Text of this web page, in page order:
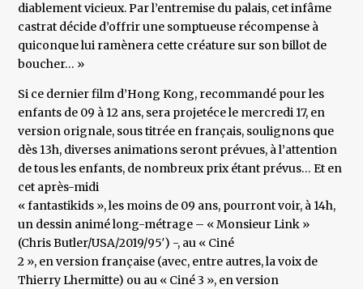
diablement vicieux. Par l’entremise du palais, cet infâme
castrat décide d’offrir une somptueuse récompense à
quiconque lui ramènera cette créature sur son billot de
boucher… »
Si ce dernier film d’Hong Kong, recommandé pour les
enfants de 09 à 12 ans, sera projetéce le mercredi 17, en
version orignale, sous titrée en français, soulignons que
dès 13h, diverses animations seront prévues, à l’attention
de tous les enfants, de nombreux prix étant prévus… Et en
cet après-midi
« fantastikids », les moins de 09 ans, pourront voir, à 14h,
un dessin animé long-métrage – « Monsieur Link »
(Chris Butler/USA/2019/95′) -, au « Ciné
2 », en version française (avec, entre autres, la voix de
Thierry Lhermitte) ou au « Ciné 3 », en version